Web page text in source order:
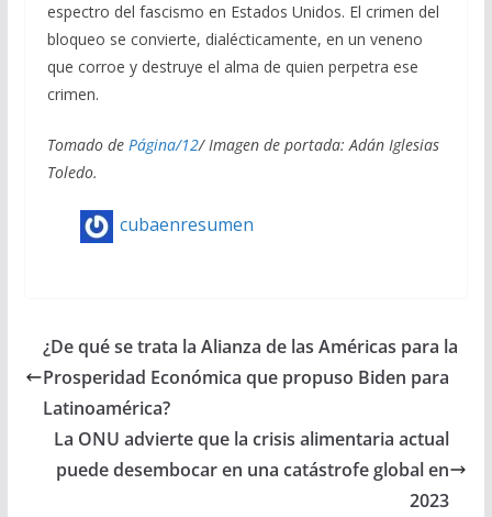
espectro del fascismo en Estados Unidos. El crimen del
bloqueo se convierte, dialécticamente, en un veneno
que corroe y destruye el alma de quien perpetra ese
crimen.
Tomado de Página/12/ Imagen de portada: Adán Iglesias
Toledo.
cubaenresumen
¿De qué se trata la Alianza de las Américas para la
Prosperidad Económica que propuso Biden para
Latinoamérica?
La ONU advierte que la crisis alimentaria actual
puede desembocar en una catástrofe global en
2023